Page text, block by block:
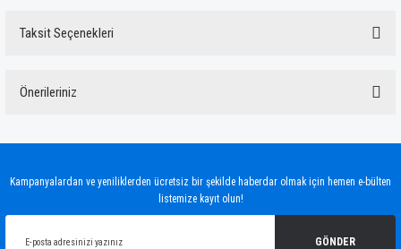
Taksit Seçenekleri
Önerileriniz
Ürün açıklamasında eksik bilgiler bulunuyor.
Kampanyalardan ve yeniliklerden ücretsiz bir şekilde haberdar olmak için hemen e-bülten
listemize kayıt olun!
GÖNDER